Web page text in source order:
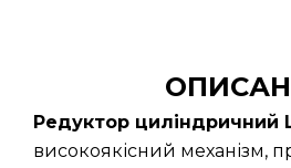
Редуктор циліндричний
високоякісний механізм,